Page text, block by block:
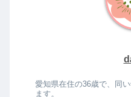
愛知県在住の36歳で、同
ます。